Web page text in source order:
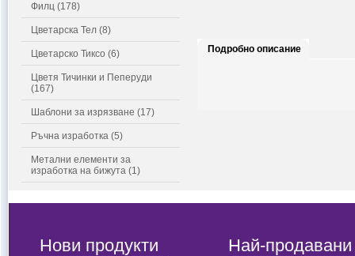
Филц (178)
Цветарска Тел (8)
Цветарско Тиксо (6)
Цветя Тичинки и Пеперуди
(167)
Шаблони за изрязване (17)
Ръчна изработка (5)
Метални елементи за
изработка на бижута (1)
Подробно описание
Нови продукти Най-продавани